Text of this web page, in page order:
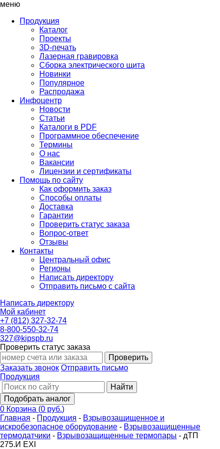
меню
Продукция
Каталог
Проекты
3D-печать
Лазерная гравировка
Сборка электрического щита
Новинки
Популярное
Распродажа
Инфоцентр
Новости
Статьи
Каталоги в PDF
Программное обеспечение
Термины
О нас
Вакансии
Лицензии и сертификаты
Помощь по сайту
Как оформить заказ
Способы оплаты
Доставка
Гарантии
Проверить статус заказа
Вопрос-ответ
Отзывы
Контакты
Центральный офис
Регионы
Написать директору
Отправить письмо с сайта
Написать директору
Мой кабинет
+7 (812) 327-32-74
8-800-550-32-74
327@kipspb.ru
Проверить статус заказа
Проверить
Заказать звонок Отправить письмо
Продукция
Найти
Подобрать аналог
0 Корзина (0 руб.)
Главная - Продукция - Взрывозащищенное и
искробезопасное оборудование - Взрывозащищенные
термодатчики - Взрывозащищенные термопары - дТП
275.И EXI